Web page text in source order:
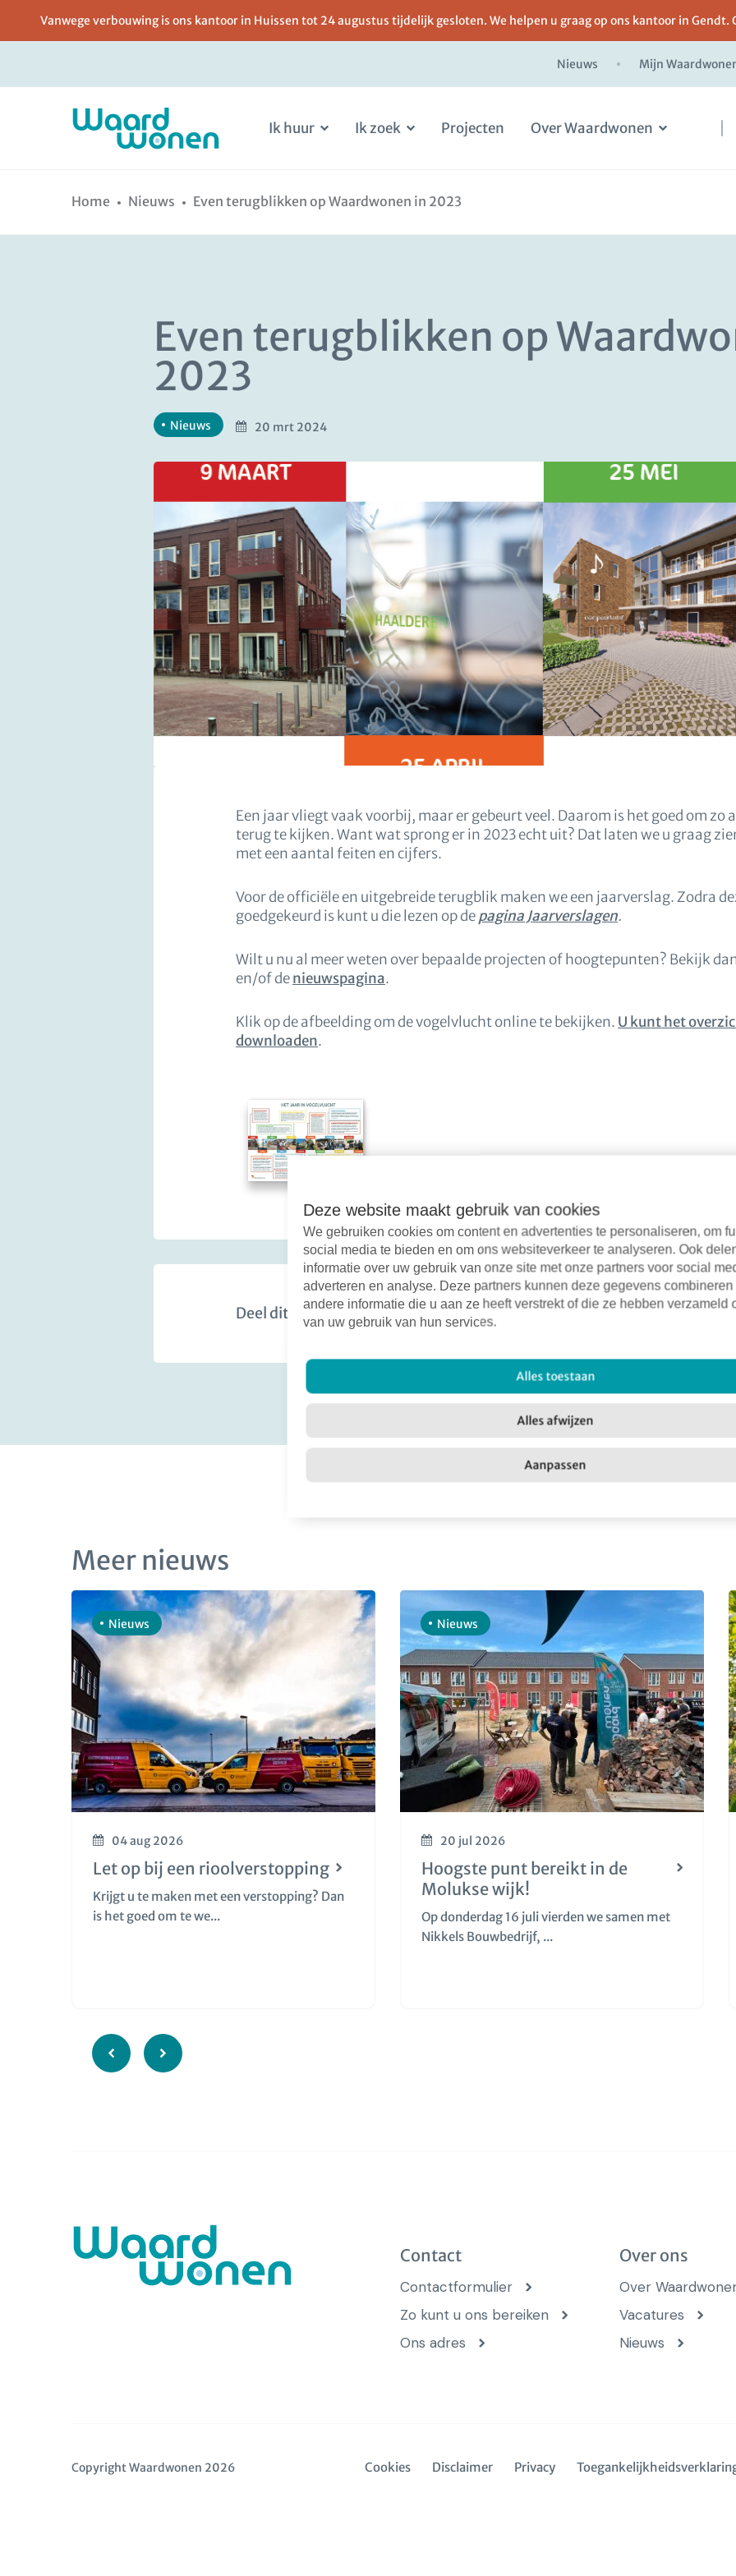
Deze website maakt gebruik van cookies
We gebruiken cookies om content en advertenties te personaliseren, om
social media te bieden en om ons websiteverkeer te analyseren. Ook
informatie over uw gebruik van onze site met onze partners voor social
adverteren en analyse. Deze partners kunnen deze gegevens combineren
andere informatie die u aan ze heeft verstrekt of die ze hebben verzameld
van uw gebruik van hun services.
Alles toestaan
Alles afwijzen
Aanpassen
inhoud
navigatie
Vanwege verbouwing is ons kantoor in Huissen tot 24 augustus tijdelijk gesloten. We helpen u graag op ons kantoor in
Nieuws Mijn
Ik huur Ik zoek Projecten Over Waardwonen
Home Nieuws Even terugblikken op Waardwonen in 2023
Even terugblikken op
2023
Nieuws 20 mrt 2024
Een jaar vliegt vaak voorbij, maar er gebeurt veel. Daarom is het goed om zo
terug te kijken. Want wat sprong er in 2023 echt uit? Dat laten we u graag
met een aantal feiten en cijfers.
Voor de officiële en uitgebreide terugblik maken we een jaarverslag. Zodra
goedgekeurd is kunt u die lezen op depagina Jaarverslagen.
Wilt u nu al meer weten over bepaalde projecten of hoogtepunten? Bekijk
en/of denieuwspagina.
Klik op de afbeelding om de vogelvlucht online te bekijken. U kunt het
downloaden.
Deel dit bericht:
Facebook
X LinkedIn
Meer nieuws
Nieuws
04 aug 2026
Let op bij een rioolverstopping
Krijgt u te maken met een verstopping? Dan
is het goed om te we...
Nieuws
20 jul 2026
Hoogste punt bereikt in de
Molukse wijk!
Op donderdag 16 juli vierden we samen met
Nikkels Bouwbedrijf, ...
Contact
Contactformulier
Zo kunt u ons bereiken
Ons adres
Over ons
Over
Vacatures
Nieuws
Copyright Waardwonen 2026 Cookies Disclaimer Privacy